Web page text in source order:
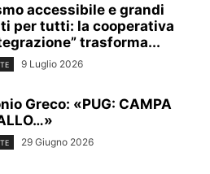
accessibile e grandi
per tutti: la cooperativa
trasforma...
9 Luglio 2026
Greco: «PUG: CAMPA
29 Giugno 2026